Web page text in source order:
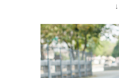
【「AFTEE先享後付」結帳流程】
結帳頁面，進行簡訊認證並確
２．訂單成立數日內，您將收
３．收到繳費通知簡訊後14天
ATM／網路銀行／等多元方式
※ 請注意：結帳手續完成當下
每筆NT$80，滿NT$1,800(含
先付款後全家取貨
每筆NT$80，滿NT$1,800(
7-11付款取貨